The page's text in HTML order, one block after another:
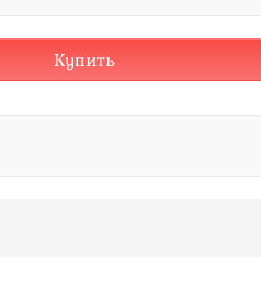
Купить